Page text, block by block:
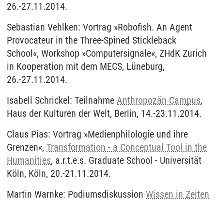
26.-27.11.2014.
Sebastian Vehlken: Vortrag »Robofish. An Agent
Provocateur in the Three-Spined Stickleback
School«, Workshop »Computersignale«, ZHdK Zurich
in Kooperation mit dem MECS, Lüneburg,
26.-27.11.2014.
Isabell Schrickel: Teilnahme Anthropozän Campus,
Haus der Kulturen der Welt, Berlin, 14.-23.11.2014.
Claus Pias: Vortrag »Medienphilologie und ihre
Grenzen«, Transformation - a Conceptual Tool in the
Humanities, a.r.t.e.s. Graduate School - Universität
Köln, Köln, 20.-21.11.2014.
Martin Warnke: Podiumsdiskussion Wissen in Zeiten